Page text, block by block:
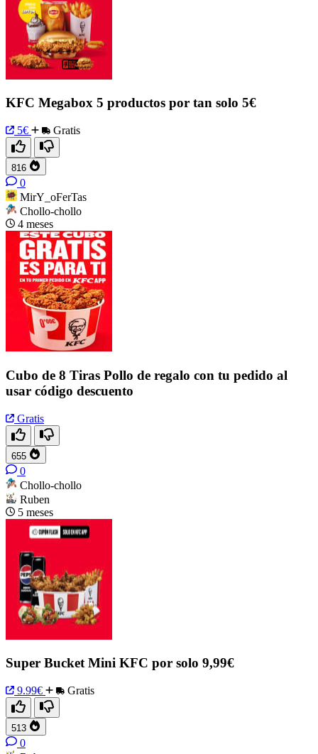
KFC Megabox 5 productos por tan solo 5€
5€ Gratis
816
0
MirY_oFerTas
Chollo-chollo
4 meses
Cubo de 8 Tiras Pollo de regalo con tu pedido al
usar código descuento
Gratis
655
0
Chollo-chollo
Ruben
5 meses
Super Bucket Mini KFC por solo 9,99€
9.99€ Gratis
513
0